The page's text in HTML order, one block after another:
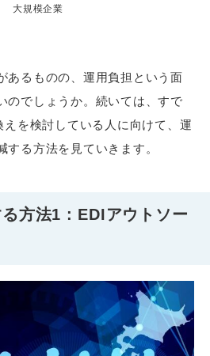
大規模企業
あるものの、運用負担という面
のでしょうか。続いては、すで
を検討している人に向けて、運
する方法を見ていきます。
方法1 : EDIアウトソー